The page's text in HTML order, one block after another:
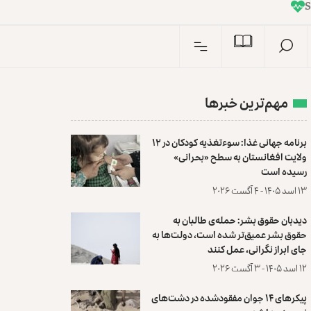
n
I
مهم‌ترین خبرها
برنامه جهانی غذا: سوءتغذیه کودکان در ۱۲
ولایت افغانستان به سطح «بحرانی»
رسیده است
۱۳ اسد ۱۴۰۵ - ۴ آگست ۲۰۲۶
دیدبان حقوق بشر: حمله‌ی طالبان به
حقوق بشر عمیق‌تر شده است، دولت‌ها به
جای ابراز نگرانی، عمل کنند
۱۲ اسد ۱۴۰۵ - ۳ آگست ۲۰۲۶
پیکرهای ۱۴ جوان مفقودشده در دشت‌های